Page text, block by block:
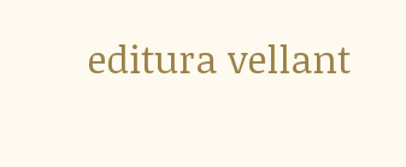
editura vellant